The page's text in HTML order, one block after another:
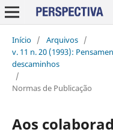
Início / Arquivos /
v. 11 n. 20 (1993):
descaminhos
/
Normas de Publicação
Aos